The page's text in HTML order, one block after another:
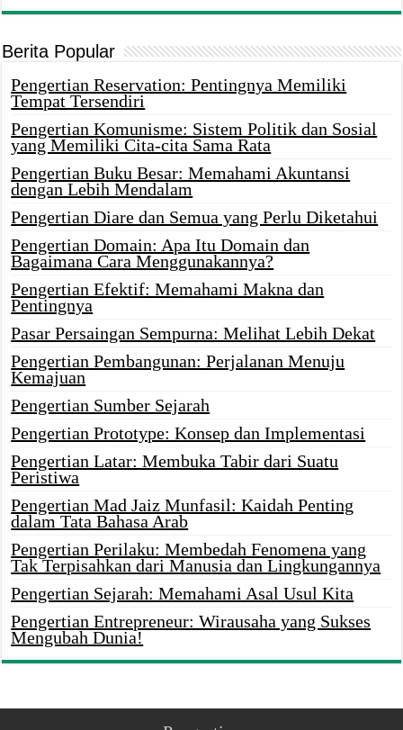
Berita Popular
Pengertian Reservation: Pentingnya Memiliki
Tempat Tersendiri
Pengertian Komunisme: Sistem Politik dan Sosial
yang Memiliki Cita-cita Sama Rata
Pengertian Buku Besar: Memahami Akuntansi
dengan Lebih Mendalam
Pengertian Diare dan Semua yang Perlu Diketahui
Pengertian Domain: Apa Itu Domain dan
Bagaimana Cara Menggunakannya?
Pengertian Efektif: Memahami Makna dan
Pentingnya
Pasar Persaingan Sempurna: Melihat Lebih Dekat
Pengertian Pembangunan: Perjalanan Menuju
Kemajuan
Pengertian Sumber Sejarah
Pengertian Prototype: Konsep dan Implementasi
Pengertian Latar: Membuka Tabir dari Suatu
Peristiwa
Pengertian Mad Jaiz Munfasil: Kaidah Penting
dalam Tata Bahasa Arab
Pengertian Perilaku: Membedah Fenomena yang
Tak Terpisahkan dari Manusia dan Lingkungannya
Pengertian Sejarah: Memahami Asal Usul Kita
Pengertian Entrepreneur: Wirausaha yang Sukses
Mengubah Dunia!